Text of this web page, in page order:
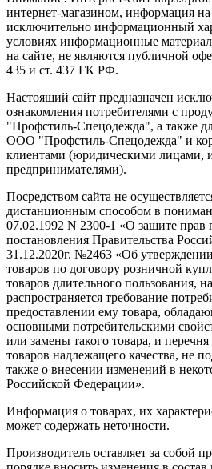
интернет-магазином, информация на
исключительно информационный
условиях информационные
на сайте, не являются публичной
435 и ст. 437 ГК РФ.
Настоящий сайт предназначен
ознакомления потребителями с
"Профстиль-Спецодежда", а также
ООО "Профстиль-Спецодежда" и
клиентами (юридическими лицами,
предпринимателями).
Посредством сайта не
дистанционным способом в
07.02.1992 N 2300-1 «О защите прав
постановления Правительства
31.12.2020г. №2463 «Об
товаров по договору розничной
товаров длительного пользования,
распространяется требование
предоставлении ему товара,
основными потребительскими
или замены такого товара, и
товаров надлежащего качества, не
также о внесении изменений в
Российской Федерации».
Информация о товарах, их
может содержать неточности.
Производитель оставляет за собой